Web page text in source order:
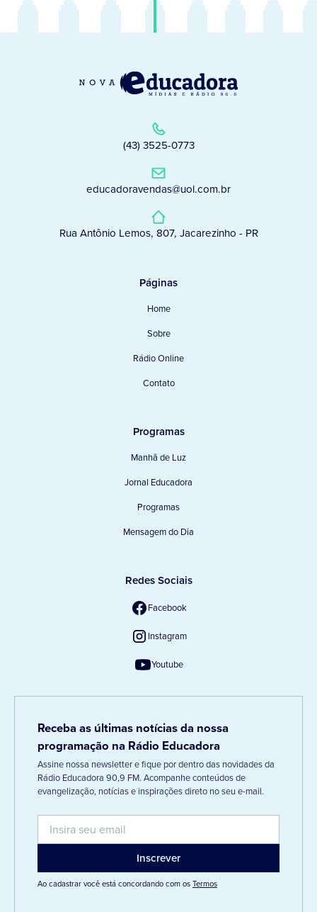
(43) 3525-0773
educadoravendas@uol.com.br
Rua Antônio Lemos, 807, Jacarezinho - PR
Páginas
Home
Sobre
Rádio Online
Contato
Programas
Manhã de Luz
Jornal Educadora
Programas
Mensagem do Dia
Redes Sociais
Facebook
Instagram
Youtube
Receba as últimas notícias da nossa
programação na Rádio Educadora
Assine nossa newsletter e fique por dentro das novidades da
Rádio Educadora 90,9 FM. Acompanhe conteúdos de
evangelização, notícias e inspirações direto no seu e-mail.
Ao cadastrar você está concordando com osTermos